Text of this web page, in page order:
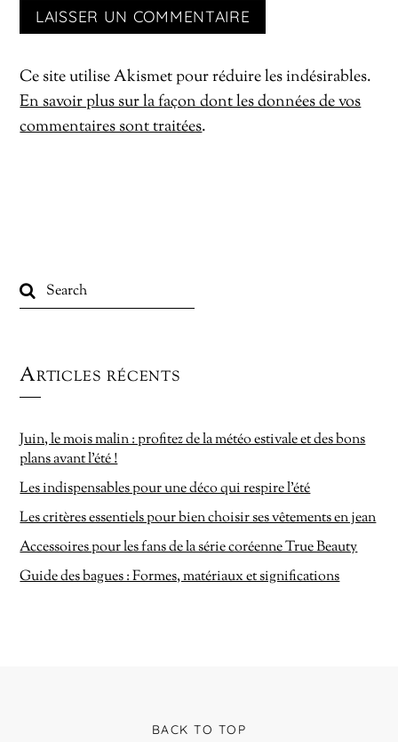
Ce site utilise Akismet pour réduire les indésirables.
En savoir plus sur la façon dont les données de vos
commentaires sont traitées.
Articles récents
Juin, le mois malin : profitez de la météo estivale et des bons
plans avant l’été !
Les indispensables pour une déco qui respire l’été
Les critères essentiels pour bien choisir ses vêtements en jean
Accessoires pour les fans de la série coréenne True Beauty
Guide des bagues : Formes, matériaux et significations
BACK TO TOP